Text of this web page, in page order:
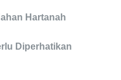
Hartanah
Diperhatikan